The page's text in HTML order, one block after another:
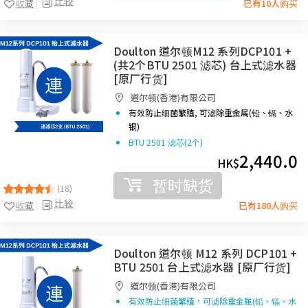
收藏 已有10人购买
(18)
比较
收藏
Doulton 道尔顿M12 系列DCP101 +
(共2个BTU 2501 滤芯) 台上式滤水器
[原厂行货]
道尔顿(香港)有限公司
有效防止细菌繁殖, 可滤除重金属(铅、镉、水
银)
BTU 2501 滤芯(2个)
HK$2,440.0
暂时缺货
已有180人购买
Doulton 道尔顿 M12 系列 DCP101 +
BTU 2501 台上式滤水器 [原厂行货]
道尔顿(香港)有限公司
有效防止细菌繁殖，可滤除重金属(铅、镉、水